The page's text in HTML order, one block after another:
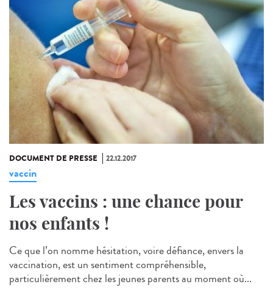
DOCUMENT DE PRESSE 22.12.2017
vaccin
Les vaccins : une chance pour
nos enfants !
Ce que l’on nomme hésitation, voire défiance, envers la
vaccination, est un sentiment compréhensible,
particulièrement chez les jeunes parents au moment où...